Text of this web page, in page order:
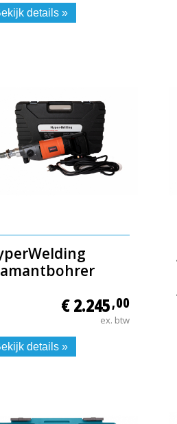
details »
€ 2.245,00
ex. btw
details »